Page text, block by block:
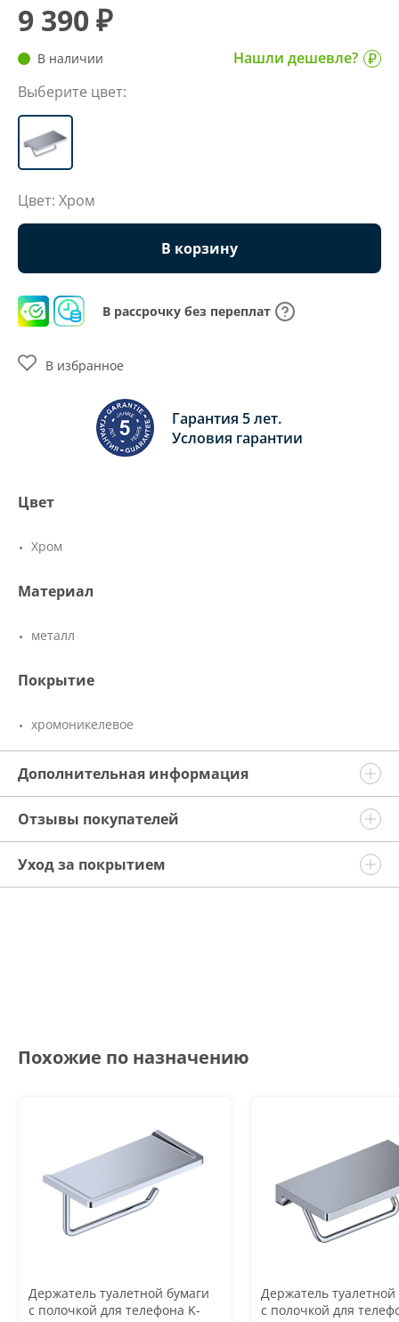
9 390 ₽
В наличии
Нашли дешевле?
Выберите цвет:
Цвет: Хром
В корзину
В рассрочку без переплат
Гарантия 5 лет.
Условия гарантии
В избранное
Цвет
Хром
Материал
металл
Покрытие
хромоникелевое
Дополнительная информация
Отзывы покупателей
Уход за покрытием
Похожие по назначению
Держатель туалетной бумаги
с полочкой для телефона K-
Держатель туалетной
с полочкой для